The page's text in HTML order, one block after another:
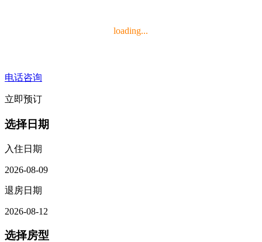
loading...
电话咨询
立即预订
选择日期
入住日期
2026-08-09
退房日期
2026-08-12
选择房型